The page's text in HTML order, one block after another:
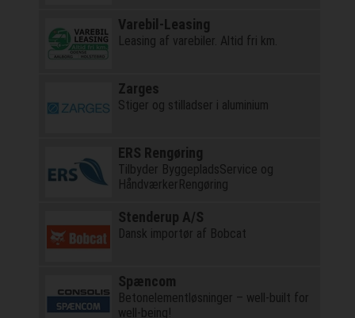
Varebil-Leasing
Leasing af varebiler. Altid fri km.
Zarges
Stiger og stilladser i aluminium
ERS Rengøring
Tilbyder ByggepladsService og
HåndværkerRengøring
Stenderup A/S
Dansk importør af Bobcat
Spæncom
Betonelementløsninger – well-built for
well-being!